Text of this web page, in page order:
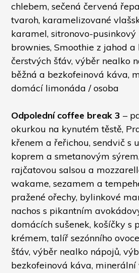
chlebem, sečená červená
tvaroh, karamelizované
karamel, sitronovo-
brownies, Smoothie z jahod
čerstvých šťáv, výběr nealko
běžná a bezkofeinová káva,
domácí limonáda / osoba
Odpolední coffee break 3 –
okurkou na kynutém těstě,
křenem a řeřichou, sendvič s
koprem a smetanovým
rajčatovou salsou a
wakame, sezamem a
pražené ořechy, bylinkové
nachos s pikantním
domácích sušenek, košíčky s
krémem, talíř sezónního
šťáv, výběr nealko nápojů,
bezkofeinová káva,